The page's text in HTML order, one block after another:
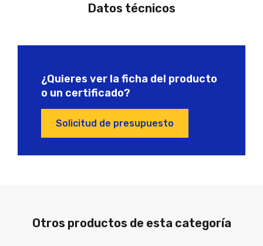
Datos técnicos
¿Quieres ver la ficha del producto
o un certificado?
Solicitud de presupuesto
Otros productos de esta categoría